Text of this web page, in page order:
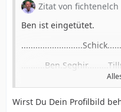
Zitat von fichtenelch
Ben ist eingetütet.
.........
Wirst Du Dein Profilbild